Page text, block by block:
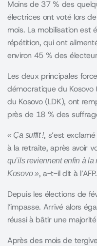
Moins de 37 % des
électrices ont voté lors
mois. La mobilisation est
répétition, qui ont
environ 45 % des
Les deux principales
démocratique du Kosovo
du Kosovo (LDK), ont
près de 18 % des
« Ça suffit !, s’est
à la retraite, après avoir
qu’ils reviennent enfin à
Kosovo », a-t-il dit à l’AFP.
Depuis les élections de
l’impasse. Arrivé alors
réussi à bâtir une
Après des mois de